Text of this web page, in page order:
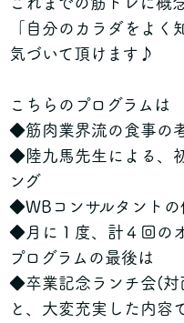
「自分のカラダをよく
気づいて頂けます♪
こちらのプログラムは
◆筋肉業界流の食事の
◆陸九馬先生による、
ング
◆WBコンサルタントの
◆月に１度、計４回の
プログラムの最後は
◆卒業記念ランチ会(対
と、大変充実した内容